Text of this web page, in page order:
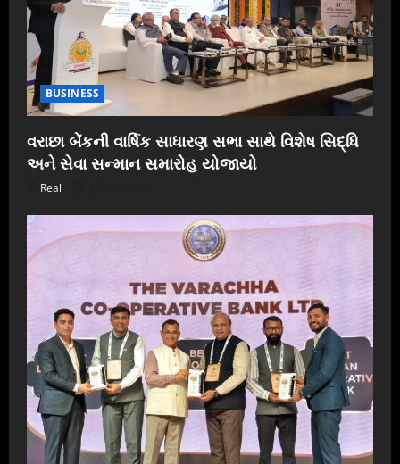
BUSINESS
વરાછા બેંકની વાર્ષિક સાધારણ સભા સાથે વિશેષ સિદ્ધિ
અને સેવા સન્માન સમારોહ યોજાયો
Real